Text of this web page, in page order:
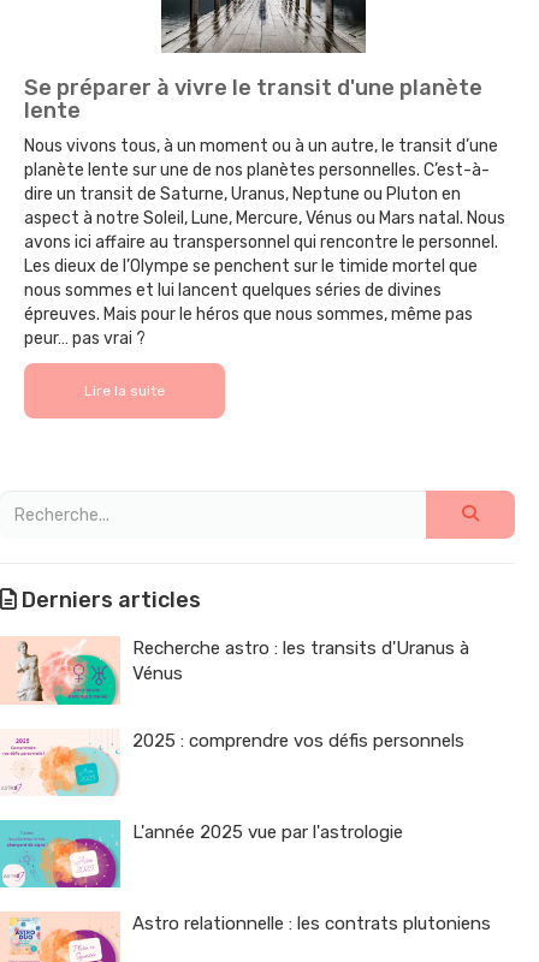
Se préparer à vivre le transit d'une planète
lente
Nous vivons tous, à un moment ou à un autre, le transit d’une
planète lente sur une de nos planètes personnelles. C’est-à-
dire un transit de Saturne, Uranus, Neptune ou Pluton en
aspect à notre Soleil, Lune, Mercure, Vénus ou Mars natal. Nous
avons ici affaire au transpersonnel qui rencontre le personnel.
Les dieux de l’Olympe se penchent sur le timide mortel que
nous sommes et lui lancent quelques séries de divines
épreuves. Mais pour le héros que nous sommes, même pas
peur… pas vrai ?
Lire la suite
Derniers articles
Recherche astro : les transits d'Uranus à
Vénus
2025 : comprendre vos défis personnels
L'année 2025 vue par l'astrologie
Astro relationnelle : les contrats plutoniens